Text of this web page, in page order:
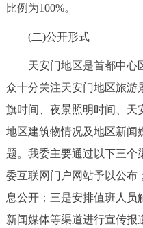
DEUTSCH
ESPAÑOL
比例为100%。
(二)公开形式
天安门地区是首都中心
众十分关注天安门地区旅游
旗时间、夜景照明时间、天
地区建筑物情况及地区新闻
题。我委主要通过以下三个
委互联网门户网站予以公布
息公开；三是安排值班人员
新闻媒体等渠道进行宣传报